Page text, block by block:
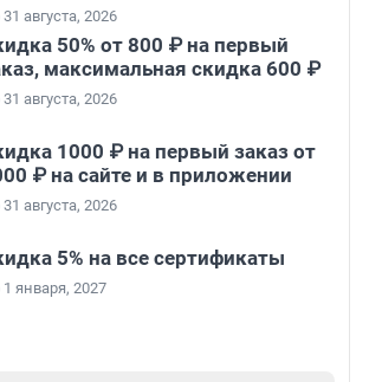
августа, 2026
50% от 800 ₽ на первый
максимальная скидка 600 ₽
августа, 2026
1000 ₽ на первый заказ от
₽ на сайте и в приложении
августа, 2026
5% на все сертификаты
января, 2027